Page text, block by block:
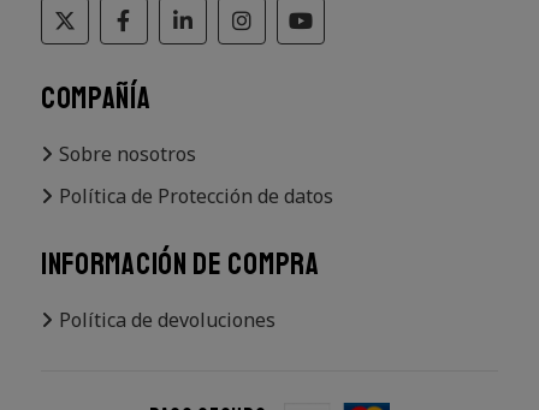
COMPAÑÍA
Sobre nosotros
Política de Protección de datos
INFORMACIÓN DE COMPRA
Política de devoluciones